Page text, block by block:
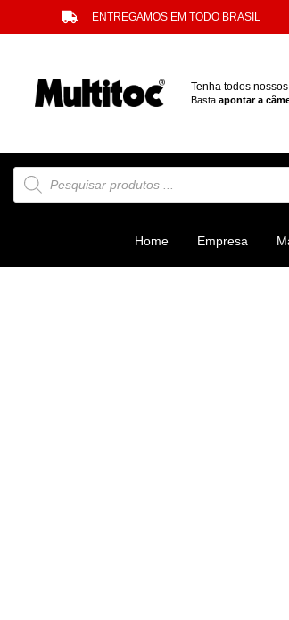
ENTREGAMOS EM TODO BRASIL
Tenha todos
Bastaapontar a
Home Empresa